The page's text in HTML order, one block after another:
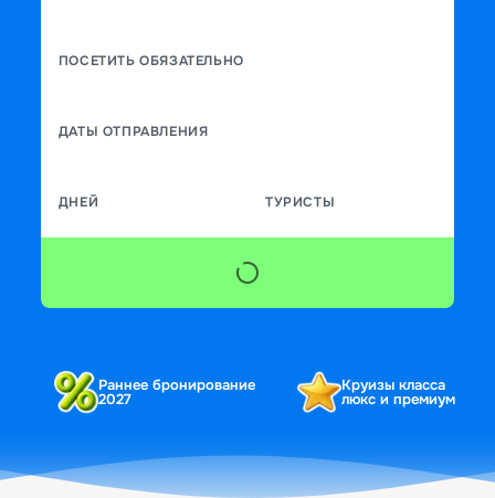
ПОСЕТИТЬ ОБЯЗАТЕЛЬНО
ДАТЫ ОТПРАВЛЕНИЯ
ДНЕЙ ТУРИСТЫ
Раннее бронирование
2027
Круизы класса
люкс и премиум